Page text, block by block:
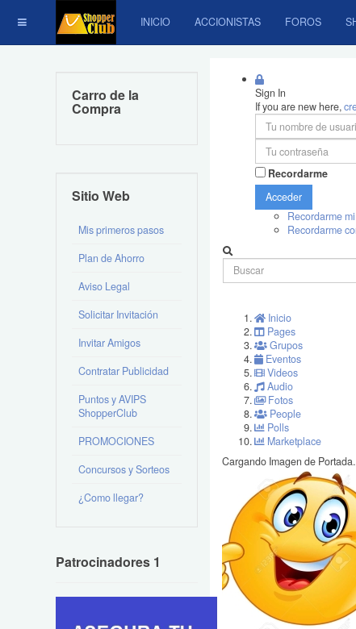
INICIO ACCIONISTAS FOROS
Sign In
If you are new here,
Recordarme
Acceder
Recordarme
Recordarme
Inicio
Pages
Grupos
Eventos
Videos
Audio
Fotos
People
Polls
Marketplace
Cargando Imagen de
Carro de la
Compra
Sitio Web
Mis primeros pasos
Plan de Ahorro
Aviso Legal
Solicitar Invitación
Invitar Amigos
Contratar Publicidad
Puntos y AVIPS
ShopperClub
PROMOCIONES
Concursos y Sorteos
¿Como llegar?
Patrocinadores 1